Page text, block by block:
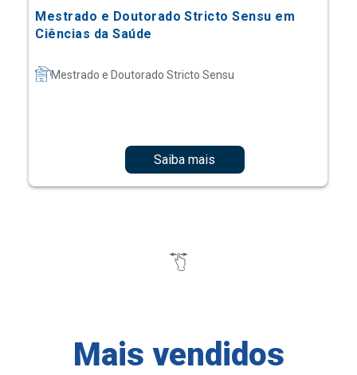
Mestrado e Doutorado Stricto Sensu em
Ciências da Saúde
Mestrado e Doutorado Stricto Sensu
Saiba mais
Mais vendidos